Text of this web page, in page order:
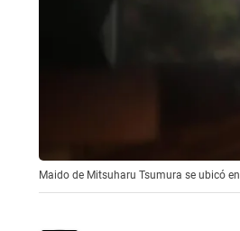
Maido de Mitsuharu Tsumura se ubicó